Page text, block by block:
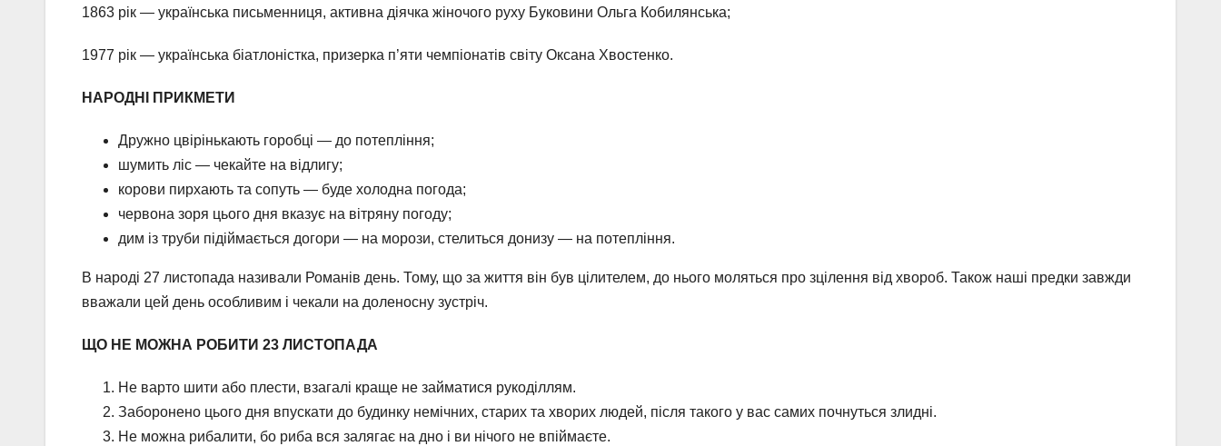
1863 рік — українська письменниця, активна діячка жіночого руху Буковини Ольга Кобилянська;
1977 рік — українська біатлоністка, призерка п’яти чемпіонатів світу Оксана Хвостенко.
НАРОДНІ ПРИКМЕТИ
Дружно цвірінькають горобці — до потепління;
шумить ліс — чекайте на відлигу;
корови пирхають та сопуть — буде холодна погода;
червона зоря цього дня вказує на вітряну погоду;
дим із труби підіймається догори — на морози, стелиться донизу — на потепління.
В народі 27 листопада називали Романів день. Тому, що за життя він був цілителем, до нього моляться про зцілення від хвороб. Також наші предки завжди
вважали цей день особливим і чекали на доленосну зустріч.
ЩО НЕ МОЖНА РОБИТИ 23 ЛИСТОПАДА
Не варто шити або плести, взагалі краще не займатися рукоділлям.
Заборонено цього дня впускати до будинку немічних, старих та хворих людей, після такого у вас самих почнуться злидні.
Не можна рибалити, бо риба вся залягає на дно і ви нічого не впіймаєте.